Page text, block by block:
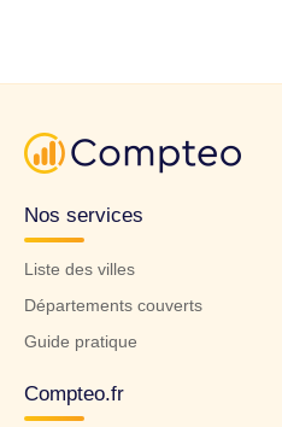
Nos services
Liste des villes
Départements couverts
Guide pratique
Compteo.fr